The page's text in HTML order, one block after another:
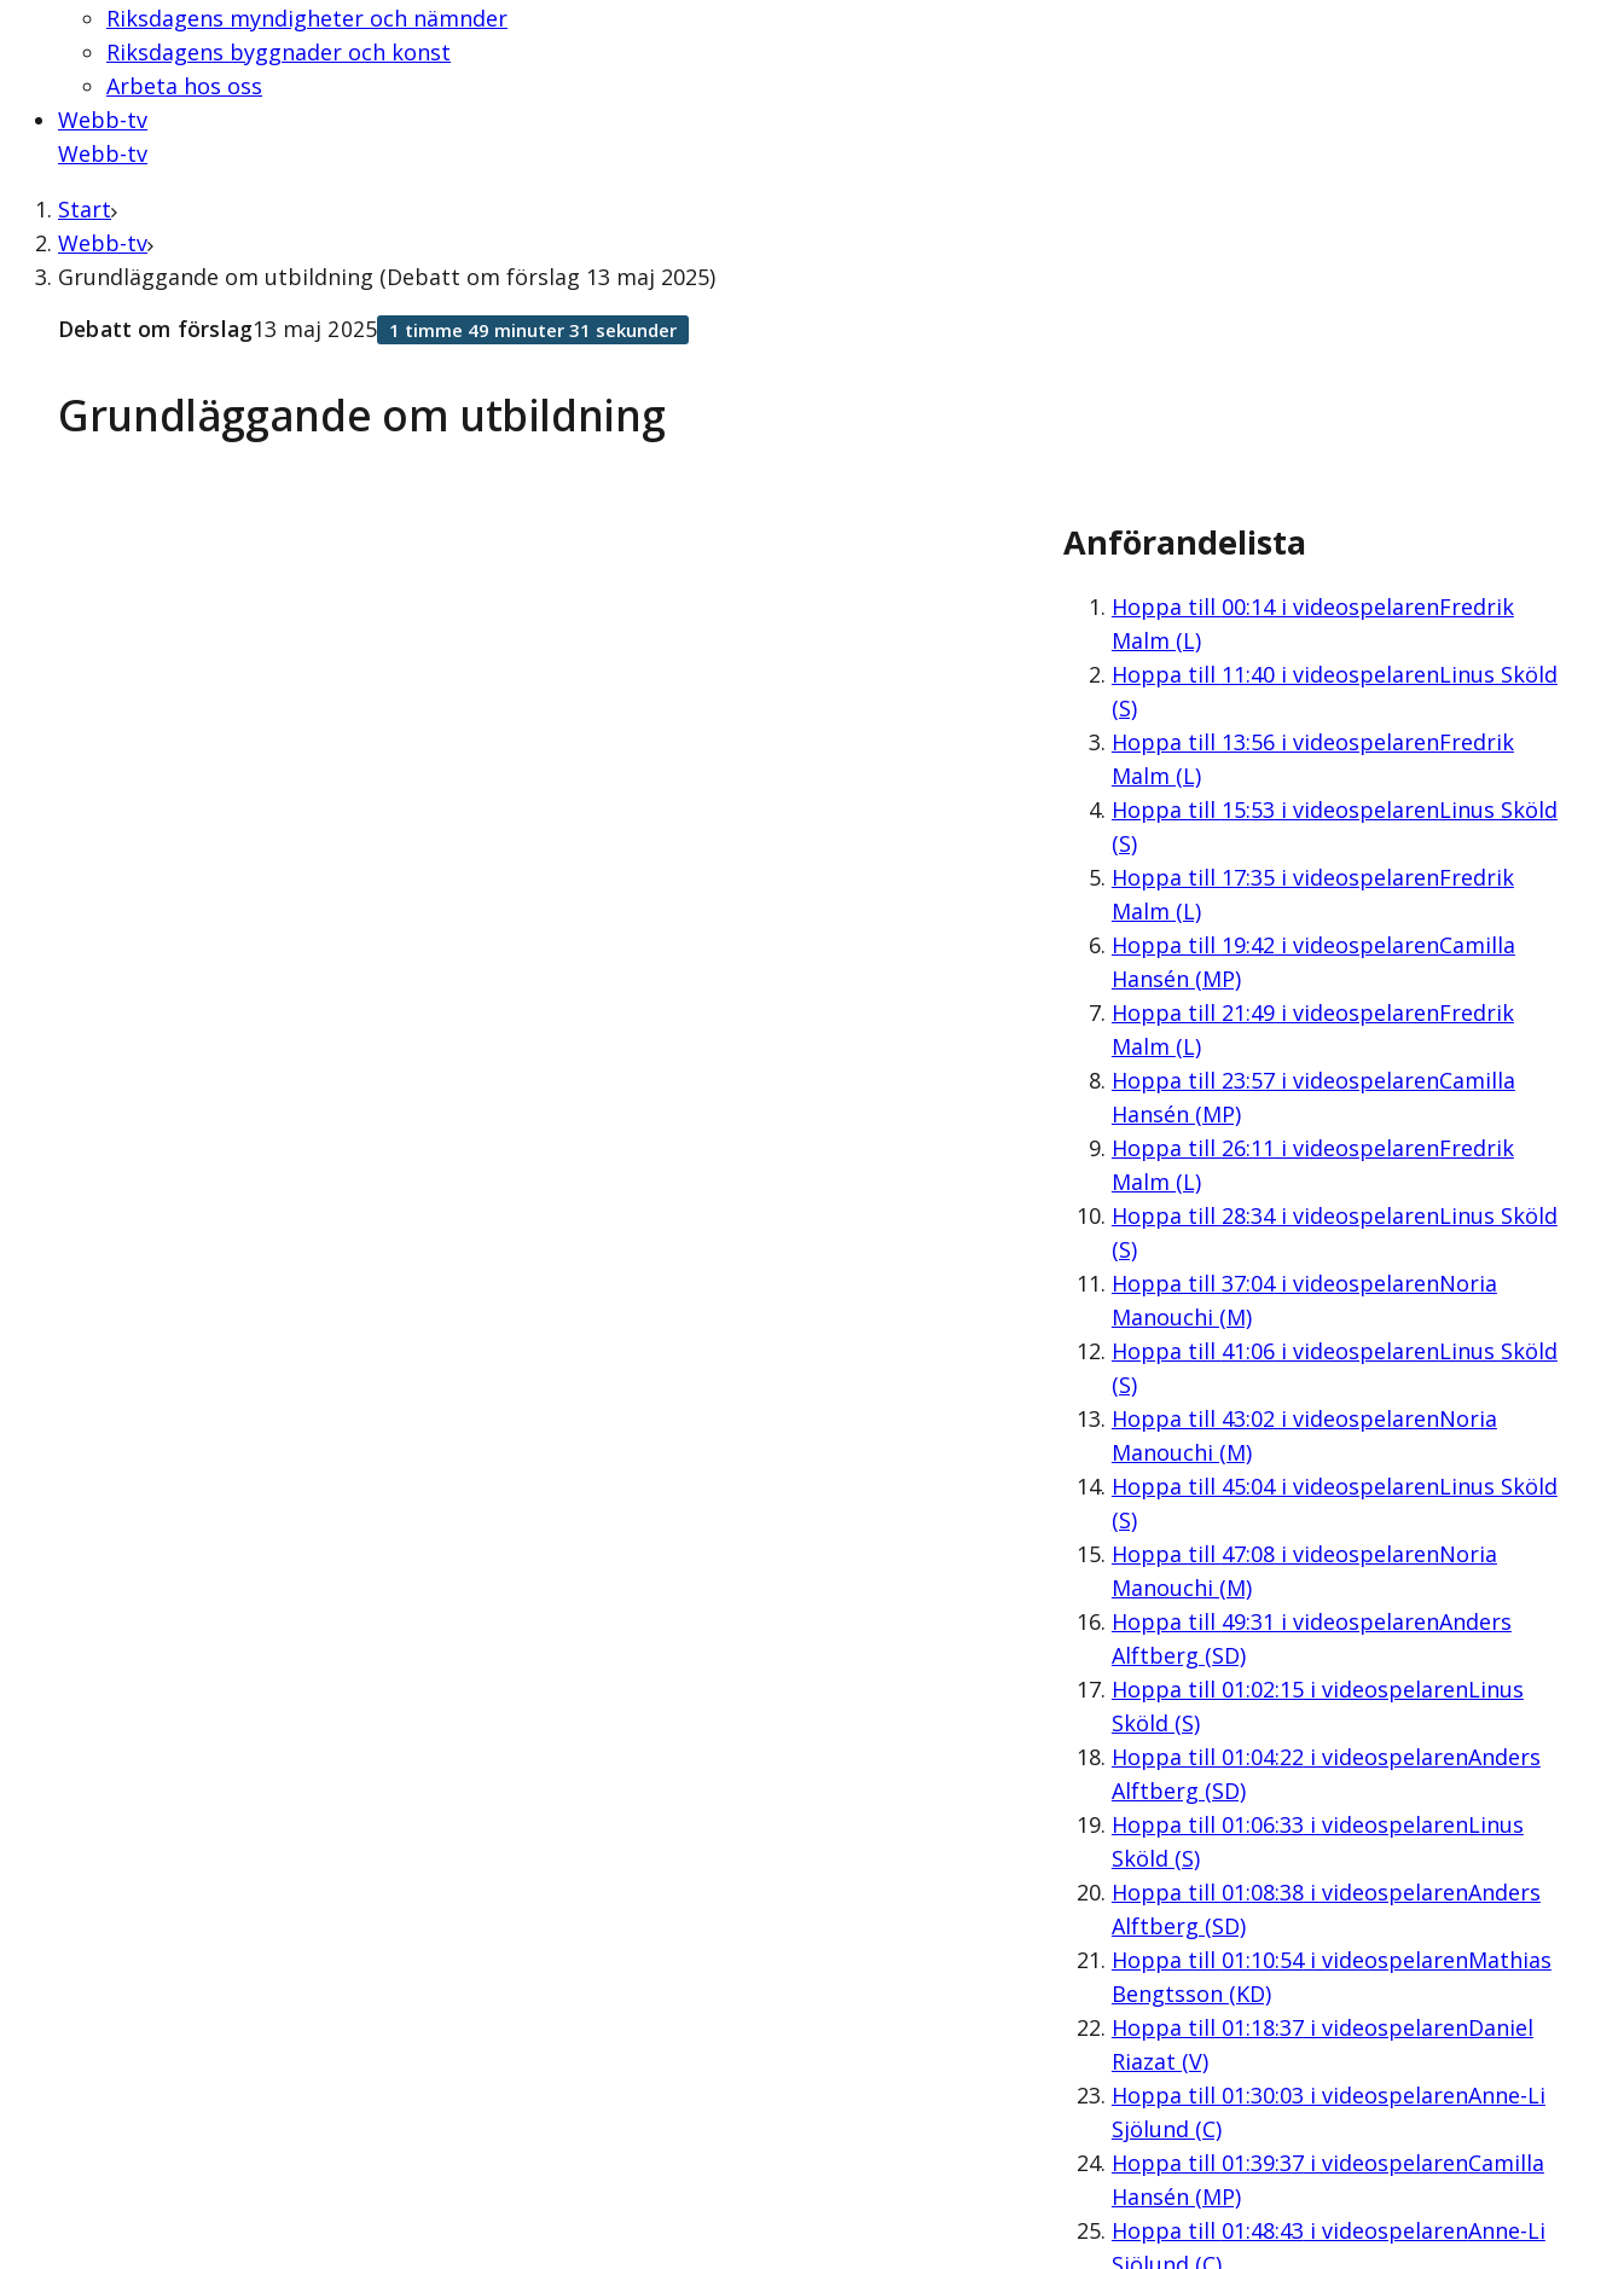
Riksdagens myndigheter och nämnder
Riksdagens byggnader och konst
Arbeta hos oss
Webb-tv
Webb-tv
Start
Webb-tv
Grundläggande om utbildning (Debatt om förslag 13 maj 2025)
Grundläggande om utbildning
Debatt om förslag13 maj 2025 1 timme 49 minuter 31 sekunder
Anförandelista
Hoppa till 00:14i videospelarenFredrik
Malm (L)
Hoppa till 11:40i videospelarenLinus Sköld
(S)
Hoppa till 13:56i videospelarenFredrik
Malm (L)
Hoppa till 15:53 i videospelarenLinus Sköld
(S)
Hoppa till 17:35i videospelarenFredrik
Malm (L)
Hoppa till 19:42 i videospelarenCamilla
Hansén (MP)
Hoppa till 21:49i videospelarenFredrik
Malm (L)
Hoppa till 23:57i videospelarenCamilla
Hansén (MP)
Hoppa till 26:11 i videospelarenFredrik
Malm (L)
Hoppa till 28:34i videospelarenLinus Sköld
(S)
Hoppa till 37:04i videospelarenNoria
Manouchi (M)
Hoppa till 41:06i videospelarenLinus Sköld
(S)
Hoppa till 43:02 i videospelarenNoria
Manouchi (M)
Hoppa till 45:04i videospelarenLinus Sköld
(S)
Hoppa till 47:08i videospelarenNoria
Manouchi (M)
Hoppa till 49:31 i videospelarenAnders
Alftberg (SD)
Hoppa till 01:02:15i videospelarenLinus
Sköld (S)
Hoppa till 01:04:22 i videospelarenAnders
Alftberg (SD)
Hoppa till 01:06:33 i videospelarenLinus
Sköld (S)
Hoppa till 01:08:38i videospelarenAnders
Alftberg (SD)
Hoppa till 01:10:54i videospelarenMathias
Bengtsson (KD)
Hoppa till 01:18:37i videospelarenDaniel
Riazat (V)
Hoppa till 01:30:03 i videospelarenAnne-Li
Sjölund (C)
Hoppa till 01:39:37i videospelarenCamilla
Hansén (MP)
Hoppa till 01:48:43 i videospelarenAnne-Li